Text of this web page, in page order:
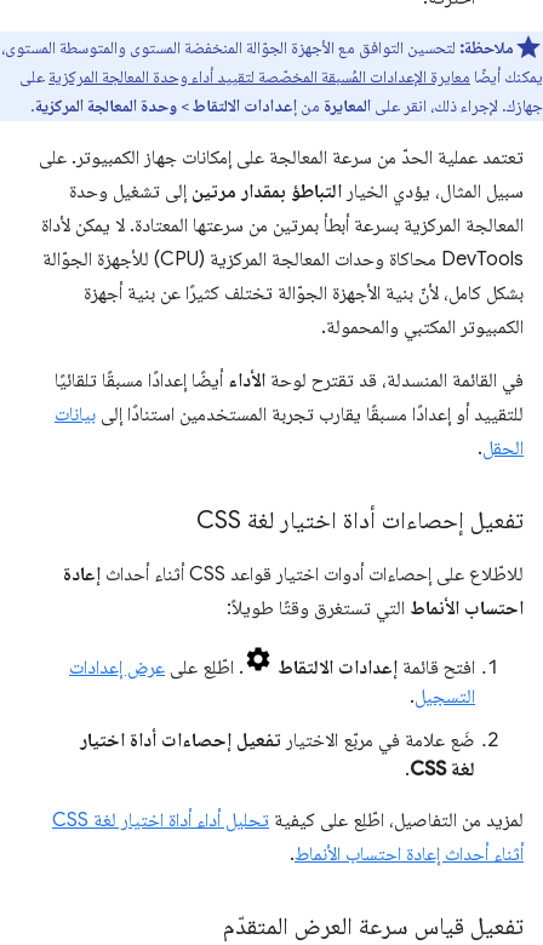
ملاحظة: لتحسين التوافق مع الأجهزة الجوّالة المنخفضة المستوى والمتوسطة المستوى،
يمكنك أيضًا معايرة الإعدادات المُسبقة المخصّصة لتقييد أداء وحدة المعالجة المركزية على
جهازك. لإجراء ذلك، انقر على المعايرة من إعدادات الالتقاط> وحدة المعالجة المركزية.
تعتمد عملية الحدّ من سرعة المعالجة على إمكانات جهاز الكمبيوتر. على
سبيل المثال، يؤدي الخيار التباطؤ بمقدار مرتين إلى تشغيل وحدة
المعالجة المركزية بسرعة أبطأ بمرتين من سرعتها المعتادة. لا يمكن لأداة
DevTools محاكاة وحدات المعالجة المركزية (CPU) للأجهزة الجوّالة
بشكل كامل، لأنّ بنية الأجهزة الجوّالة تختلف كثيرًا عن بنية أجهزة
الكمبيوتر المكتبي والمحمولة.
في القائمة المنسدلة، قد تقترح لوحة الأداء أيضًا إعدادًا مسبقًا تلقائيًا
للتقييد أو إعدادًا مسبقًا يقارب تجربة المستخدمين استنادًا إلى بيانات
الحقل.
تفعيل إحصاءات أداة اختيار لغة CSS
للاطّلاع على إحصاءات أدوات اختيار قواعد CSS أثناء أحداث
إعادة
احتساب الأنماط التي تستغرق وقتًا طويلاً:
افتح قائمة إعدادات الالتقاط . اطّلِع على عرض إعدادات
التسجيل.
ضَع علامة في مربّع الاختيار تفعيل إحصاءات أداة اختيار
لغة CSS
.
لمزيد من التفاصيل، اطّلِع على كيفية
تحليل أداء أداة اختيار لغة CSS
أثناء أحداث إعادة احتساب الأنماط.
تفعيل قياس سرعة العرض المتقدّم